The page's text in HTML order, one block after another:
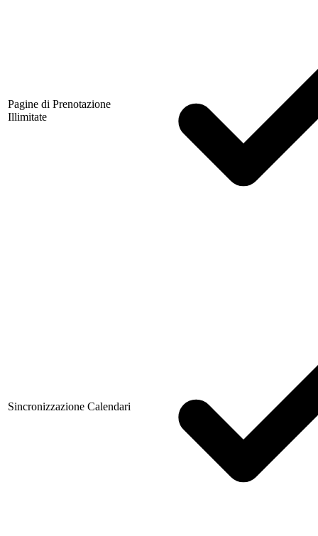
Pagine di Prenotazione
Illimitate
Sincronizzazione Calendari